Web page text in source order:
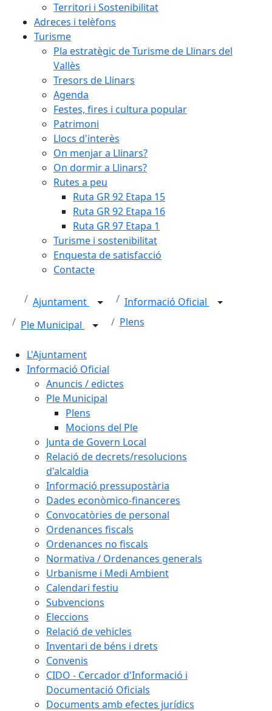
Territori i Sostenibilitat
Adreces i telèfons
Turisme
Pla estratègic de Turisme de Llinars del
Vallès
Tresors de Llinars
Agenda
Festes, fires i cultura popular
Patrimoni
Llocs d'interès
On menjar a Llinars?
On dormir a Llinars?
Rutes a peu
Ruta GR 92 Etapa 15
Ruta GR 92 Etapa 16
Ruta GR 97 Etapa 1
Turisme i sostenibilitat
Enquesta de satisfacció
Contacte
Ajuntament
Informació Oficial
Ple Municipal
Plens
L'Ajuntament
Informació Oficial
Anuncis / edictes
Ple Municipal
Plens
Mocions del Ple
Junta de Govern Local
Relació de decrets/resolucions
d'alcaldia
Informació pressupostària
Dades econòmico-financeres
Convocatòries de personal
Ordenances fiscals
Ordenances no fiscals
Normativa / Ordenances generals
Urbanisme i Medi Ambient
Calendari festiu
Subvencions
Eleccions
Relació de vehicles
Inventari de béns i drets
Convenis
CIDO - Cercador d'Informació i
Documentació Oficials
Documents amb efectes jurídics